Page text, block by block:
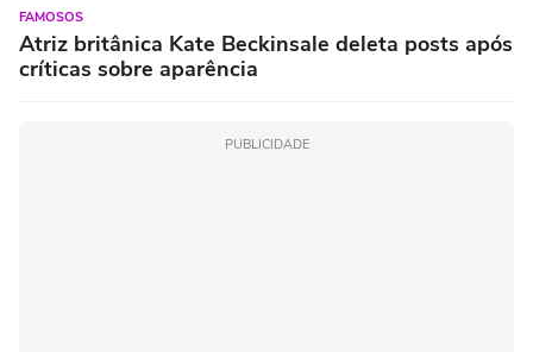
FAMOSOS
Atriz britânica Kate Beckinsale deleta posts após
críticas sobre aparência
PUBLICIDADE